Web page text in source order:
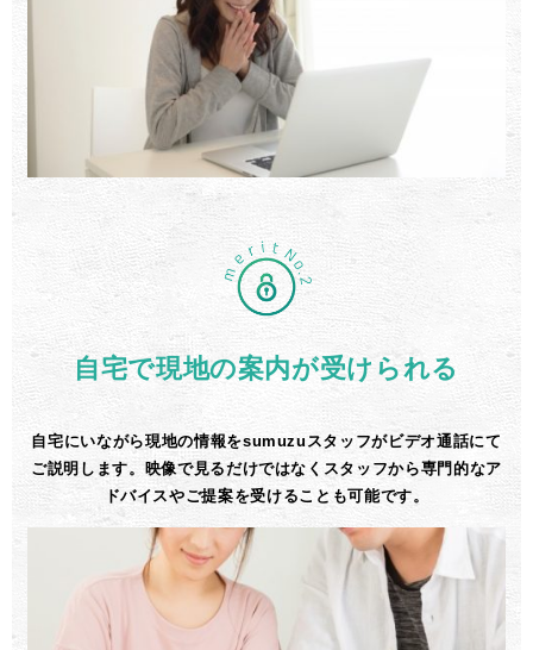
自宅で現地の案内が受けられる
自宅にいながら現地の情報をsumuzuスタッフがビデオ通話にて
ご説明します。映像で見るだけではなくスタッフから専門的なア
ドバイスやご提案を受けることも可能です。